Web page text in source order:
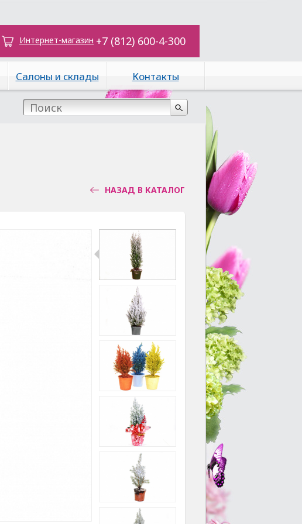
Интернет-магазин +7 (812) 600-4-300
Салоны и склады Контакты
НАЗАД В КАТАЛОГ